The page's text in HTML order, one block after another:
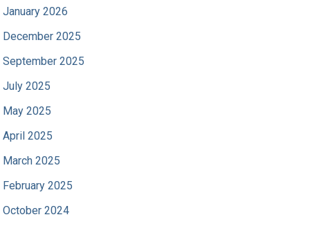
January 2026
December 2025
September 2025
July 2025
May 2025
April 2025
March 2025
February 2025
October 2024